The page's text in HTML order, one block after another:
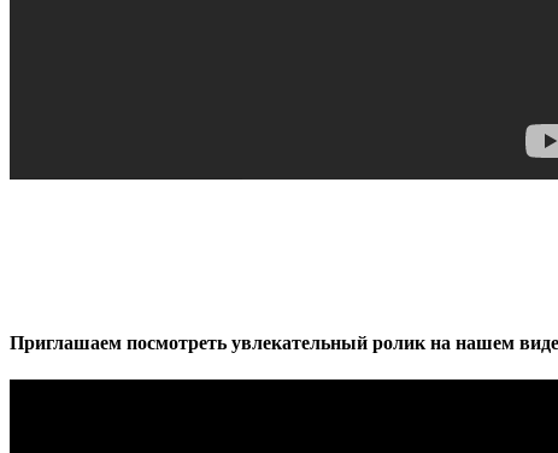
Приглашаем посмотреть увлекательный ролик на нашем